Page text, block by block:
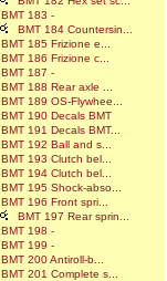
BMT 183 -
BMT 184 Countersin...
BMT 185 Frizione e...
BMT 186 Frizione c...
BMT 187 -
BMT 188 Rear axle ...
BMT 189 OS-Flywhee...
BMT 190 Decals BMT
BMT 191 Decals BMT...
BMT 192 Ball and s...
BMT 193 Clutch bel...
BMT 194 Clutch bel...
BMT 195 Shock-abso...
BMT 196 Front spri...
BMT 197 Rear sprin...
BMT 198 -
BMT 199 -
BMT 200 Antiroll-b...
BMT 201 Complete s...